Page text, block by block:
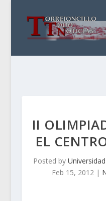
II
EL
Posted by
Feb 15, 2012|